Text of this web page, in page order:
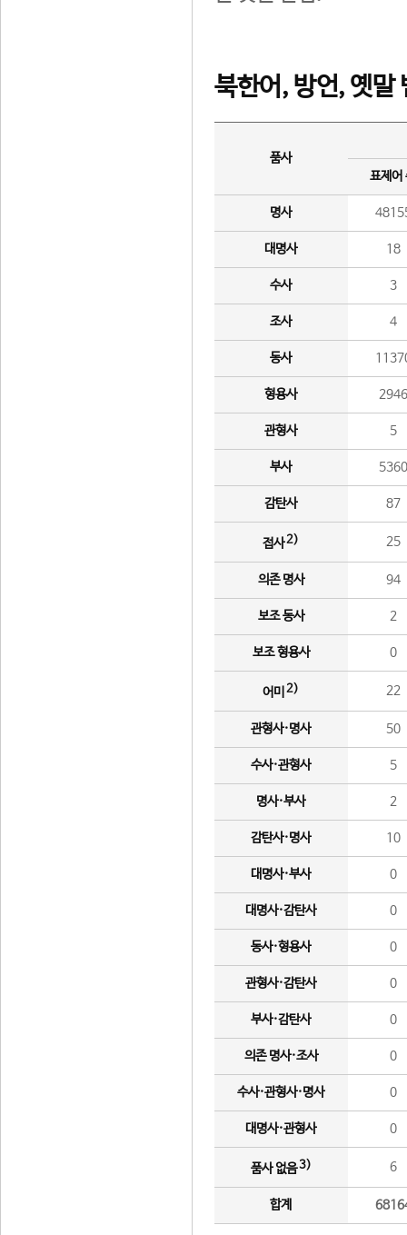
북한어, 방언, 옛말
품사
표제어
명사
대명사 18
수사 3
조사 4
동사
형용사 2946
관형사 5
부사 5360
감탄사 87
접사2) 25
의존 명사 94
보조 동사 2
보조 형용사 0
어미 2) 22
관형사·명사 50
수사·관형사 5
명사·부사 2
감탄사·명사 10
대명사·부사 0
대명사·감탄사 0
동사·형용사 0
관형사·감탄사 0
부사·감탄사 0
의존 명사·조사 0
수사·관형사·명사 0
대명사·관형사 0
품사 없음3) 6
합계